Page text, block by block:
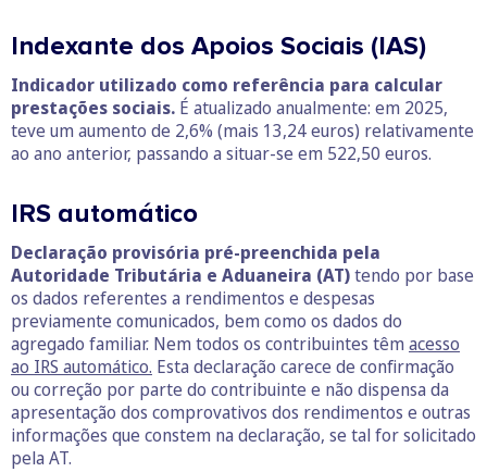
Indexante dos Apoios Sociais (IAS)
Indicador utilizado como referência para calcular
prestações sociais. É atualizado anualmente: em 2025,
teve um aumento de 2,6% (mais 13,24 euros) relativamente
ao ano anterior, passando a situar-se em 522,50 euros.
IRS automático
Declaração provisória pré-preenchida pela
Autoridade Tributária e Aduaneira (AT)tendo por base
os dados referentes a rendimentos e despesas
previamente comunicados, bem como os dados do
agregado familiar. Nem todos os contribuintes têm acesso
ao IRS automático. Esta declaração carece de confirmação
ou correção por parte do contribuinte e não dispensa da
apresentação dos comprovativos dos rendimentos e outras
informações que constem na declaração, se tal for solicitado
pela AT.